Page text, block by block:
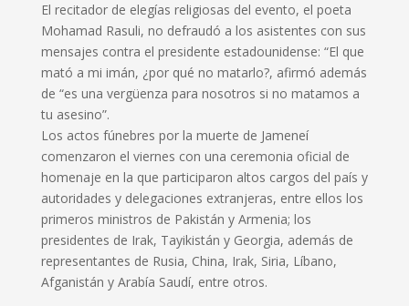
El recitador de elegías religiosas del evento, el poeta
Mohamad Rasuli, no defraudó a los asistentes con sus
mensajes contra el presidente estadounidense: “El que
mató a mi imán, ¿por qué no matarlo?, afirmó además
de “es una vergüenza para nosotros si no matamos a
tu asesino”.
Los actos fúnebres por la muerte de Jameneí
comenzaron el viernes con una ceremonia oficial de
homenaje en la que participaron altos cargos del país y
autoridades y delegaciones extranjeras, entre ellos los
primeros ministros de Pakistán y Armenia; los
presidentes de Irak, Tayikistán y Georgia, además de
representantes de Rusia, China, Irak, Siria, Líbano,
Afganistán y Arabía Saudí, entre otros.